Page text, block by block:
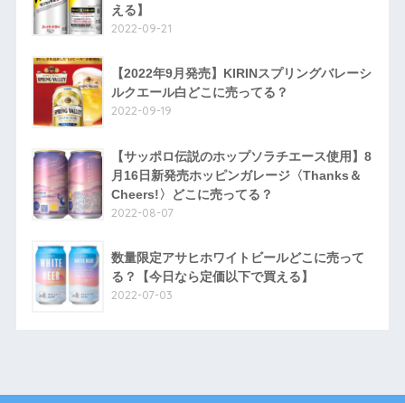
える】
2022-09-21
【2022年9月発売】KIRINスプリングバレーシ
ルクエール白どこに売ってる？
2022-09-19
【サッポロ伝説のホップソラチエース使用】8
月16日新発売ホッピンガレージ〈Thanks＆
Cheers!〉どこに売ってる？
2022-08-07
数量限定アサヒホワイトビールどこに売って
る？【今日なら定価以下で買える】
2022-07-03